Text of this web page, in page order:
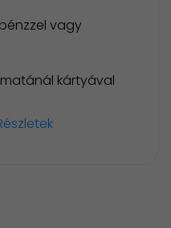
vagy
kártyával